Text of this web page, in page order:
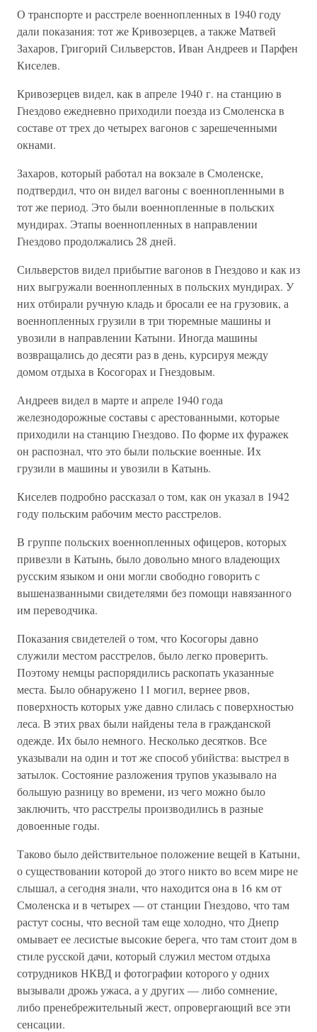
О транспорте и расстреле военнопленных в 1940 году
дали показания: тот же Кривозерцев, а также Матвей
Захаров, Григорий Сильверстов, Иван Андреев и Парфен
Киселев.
Кривозерцев видел, как в апреле 1940 г. на станцию в
Гнездово ежедневно приходили поезда из Смоленска в
составе от трех до четырех вагонов с зарешеченными
окнами.
Захаров, который работал на вокзале в Смоленске,
подтвердил, что он видел вагоны с военнопленными в
тот же период. Это были военнопленные в польских
мундирах. Этапы военнопленных в направлении
Гнездово продолжались 28 дней.
Сильверстов видел прибытие вагонов в Гнездово и как из
них выгружали военнопленных в польских мундирах. У
них отбирали ручную кладь и бросали ее на грузовик, а
военнопленных грузили в три тюремные машины и
увозили в направлении Катыни. Иногда машины
возвращались до десяти раз в день, курсируя между
домом отдыха в Косогорах и Гнездовым.
Андреев видел в марте и апреле 1940 года
железнодорожные составы с арестованными, которые
приходили на станцию Гнездово. По форме их фуражек
он распознал, что это были польские военные. Их
грузили в машины и увозили в Катынь.
Киселев подробно рассказал о том, как он указал в 1942
году польским рабочим место расстрелов.
В группе польских военнопленных офицеров, которых
привезли в Катынь, было довольно много владеющих
русским языком и они могли свободно говорить с
вышеназванными свидетелями без помощи навязанного
им переводчика.
Показания свидетелей о том, что Косогоры давно
служили местом расстрелов, было легко проверить.
Поэтому немцы распорядились раскопать указанные
места. Было обнаружено 11 могил, вернее рвов,
поверхность которых уже давно слилась с поверхностью
леса. В этих рвах были найдены тела в гражданской
одежде. Их было немного. Несколько десятков. Все
указывали на один и тот же способ убийства: выстрел в
затылок. Состояние разложения трупов указывало на
большую разницу во времени, из чего можно было
заключить, что расстрелы производились в разные
довоенные годы.
Таково было действительное положение вещей в Катыни,
о существовании которой до этого никто во всем мире не
слышал, а сегодня знали, что находится она в 16 км от
Смоленска и в четырех — от станции Гнездово, что там
растут сосны, что весной там еще холодно, что Днепр
омывает ее лесистые высокие берега, что там стоит дом в
стиле русской дачи, который служил местом отдыха
сотрудников НКВД и фотографии которого у одних
вызывали дрожь ужаса, а у других — либо сомнение,
либо пренебрежительный жест, опровергающий все эти
сенсации.